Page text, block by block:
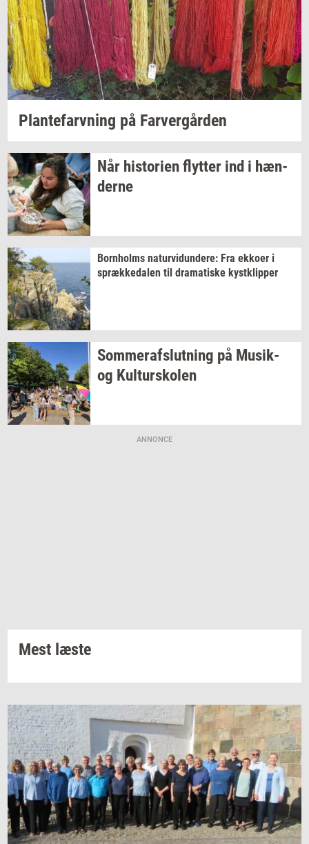
Plan­te­farv­ning på Far­ver­går­den
Når hi­sto­ri­enflyt­ter ind i hæn­
der­ne
Born­holms na­tur­vi­dun­de­re: Fra ek­ko­er i
spræk­ke­da­len til dra­ma­ti­ske kyst­klip­per
Som­mer­af­slut­ning på Musik-​
og Kul­tursko­len
ANNONCE
Mest læste